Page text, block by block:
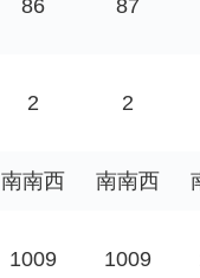
86 87
2 2
南南西 南南西
1009 1009